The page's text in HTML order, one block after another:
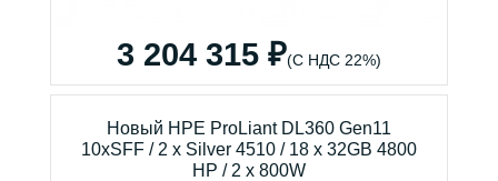
3 204 315 ₽(С НДС 22%)
Новый HPE ProLiant DL360 Gen11
10xSFF / 2 x Silver 4510 / 18 x 32GB 4800
HP / 2 x 800W